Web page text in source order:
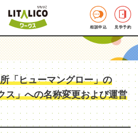
相談申込 見学予約
「ヒューマングロー」の
ス」への名称変更および運営